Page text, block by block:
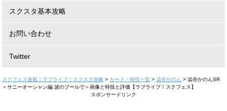
スクスタ基本攻略
お問い合わせ
Twitter
スクフェス速報｜ラブライブ！スクスタ攻略 > カード・特技一覧 >澁谷かのん >澁谷かのんSR
＜サニーオーシャン編 波のプールで＞画像と特技と評価【ラブライブ！スクフェス】
スポンサードリンク